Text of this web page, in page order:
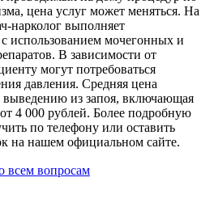
цена услуг может меняться. На
нарколог выполняет
использованием мочегонных и
В зависимости от
могут потребоваться
давления. Средняя цена
выведению из запоя, включающая
4 000 рублей. Более подробную
по телефону или оставить
на нашем официальном сайте.
всем вопросам